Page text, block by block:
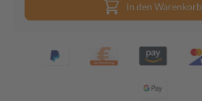
In den Warenkorb